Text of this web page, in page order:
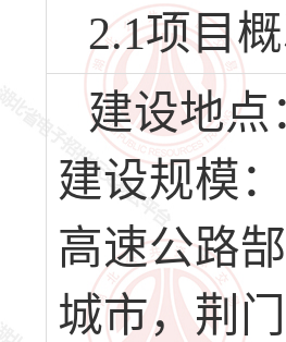
2.1项目
建设地点
建设规模
高速公路
城市，荆